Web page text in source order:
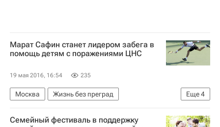
Марат Сафин станет лидером забега в
помощь детям с поражениями ЦНС
19 мая 2016, 16:54 235
Еще4
Москва
Жизнь без преград
Марат Сафин (теннисист)
Галчонок (фонд)
Детские вопросы
Благотворительность
Семейный фестиваль в поддержку